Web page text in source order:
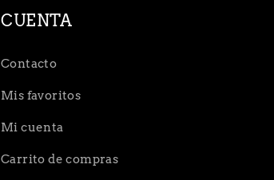
CUENTA
Contacto
Mis favoritos
Mi cuenta
Carrito de compras